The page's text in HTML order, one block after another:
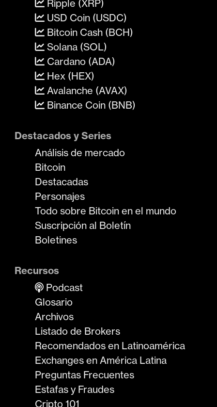
Ripple (XRP)
USD Coin (USDC)
Bitcoin Cash (BCH)
Solana (SOL)
Cardano (ADA)
Hex (HEX)
Avalanche (AVAX)
Binance Coin (BNB)
Destacados y Series
Análisis de mercado
Bitcoin
Destacadas
Personajes
Todo sobre Bitcoin en el mundo
Suscripción al Boletín
Boletines
Recursos
Podcast
Glosario
Archivos
Listado de Brokers
Recomendados en Latinoamérica
Exchanges en América Latina
Preguntas Frecuentes
Estafas y Fraudes
Cripto 101